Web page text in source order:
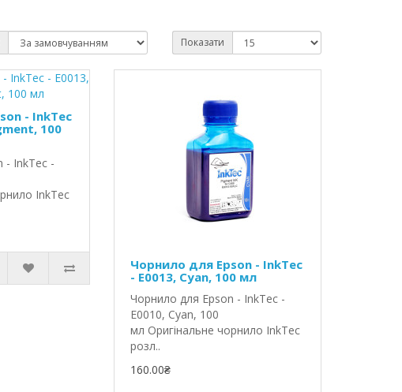
Показати
- InkTec
100
- InkTec -
InkTec
Чорнило для Epson - InkTec
- E0013, Cyan, 100 мл
Чорнило для Epson - InkTec -
E0010, Cyan, 100
мл Оригінальне чорнило InkTec
розл..
160.00₴